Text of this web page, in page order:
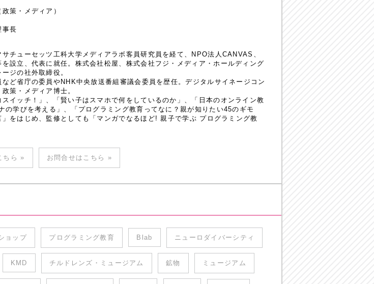
策・メディア）
事長
チューセッツ工科大学メディアラボ客員研究員を経て、NPO法人CANVAS、
設立、代表に就任。株式会社松屋、株式会社フジ・メディア・ホールディング
ジの社外取締役。
ど省庁の委員やNHK中央放送番組審議会委員を歴任。デジタルサイネージコン
策・メディア博士。
イッチ！」、「賢い子はスマホで何をしているのか」、「日本のオンライン教
の学びを考える」、「プログラミング教育ってなに？親が知りたい45のギモ
をはじめ、監修としても「マンガでなるほど! 親子で学ぶ プログラミング教
ちら » お問合せはこちら »
ョップ プログラミング教育 Blab ニューロダイバーシティ
KMD チルドレンズ・ミュージアム 鉱物 ミュージアム